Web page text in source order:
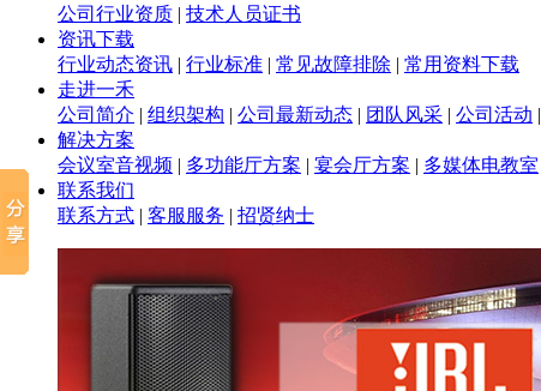
公司行业资质 | 技术人员证书
资讯下载
行业动态资讯 | 行业标准 | 常见故障排除 | 常用资料下载
走进一禾
公司简介 | 组织架构 | 公司最新动态 | 团队风采 | 公司活动 |
解决方案
会议室音视频 | 多功能厅方案 | 宴会厅方案 | 多媒体电教室
联系我们
联系方式 | 客服服务 | 招贤纳士